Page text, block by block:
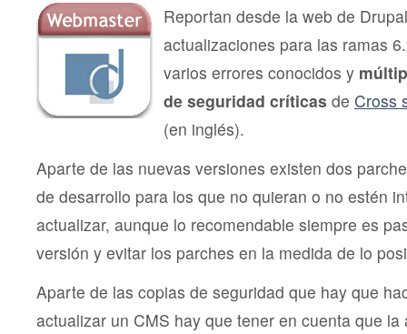
Reportan desde la web de
actualizaciones para las ramas
varios errores conocidos y
de seguridad críticas de Cross
(en inglés).
Aparte de las nuevas versiones existen dos
de desarrollo para los que no quieran o no estén
actualizar, aunque lo recomendable siempre es
versión y evitar los parches en la medida de lo
Aparte de las copias de seguridad que hay que
actualizar un CMS hay que tener en cuenta que la